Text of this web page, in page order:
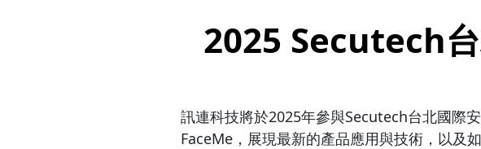
2025 Secutech
訊連科技將於2025年參與Secutech台北國際
FaceMe，展現最新的產品應用與技術，以及